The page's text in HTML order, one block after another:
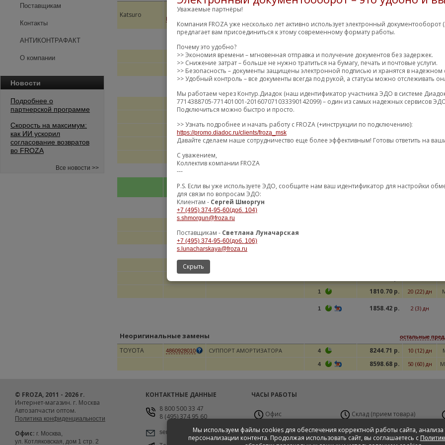
Поставщикам
Контакты
АНТИКОНТРАФАКТ
О компании
Новости
Подробнее о
партнерской программе
Скорость на максимум:
как ИИ ускорил
согласование возвратов
во FROZA
Все новости >>
Katsuro
ОПОРА ПЕРЕДНЕГО
АМОРТИЗАТОРА С
ПОДШИПНИКОМ (КОМПЛЕ
6 1333.49 р. 4 (6) дн
6 1354.46 р. 10 (14) дн
6 1409.51 р. 2 (4) дн
1475.57 р. 5 (7) дн
2 1504.47 р. 5 (7) дн
1 1567.50 р. 0 (2) дн
1 1810.70 р. 20 (22) дн
1 1858.42 р. 2 (3) дн
Неоригинальные замены остальные
TOYOTA 4860928010 СУППОРТ АМОРТИЗАТОРА 4 8244.71 р. 10 (12) дн
4 8598.68 р. 50 (60) дн
Мы используем файлы cookies для обеспечения корректной работы сайта, анализа
персонализации контента. Продолжая использовать сайт, вы соглашаетесь с
Уважаемые партнёры!
Компания FROZA уже несколько лет активно использует электронный документооборот
предлагает вам присоединиться к этому современному формату работы.
Почему это удобно?
>> Экономия времени – мгновенная отправка и получение документов без задержек.
>> Снижение затрат – больше не нужно тратиться на бумагу, печать и почтовые услуги.
>> Безопасность – документы защищены электронной подписью и хранятся в надежном
>> Удобный контроль – все документы всегда под рукой, а статусы можно отслеживать
Мы работаем через Контур.Диадок (наш идентификатор участника ЭДО в системе
7714388705-771401001-201607071033390142099) – один из самых надежных сервисов
Подключиться можно быстро и просто.
>> Узнать подробнее и начать работу с FROZA (+инструкции по подключению):
https://promo.diadoc.ru/clients/froza_msk
Давайте сделаем наше сотрудничество еще более эффективным! Готовы ответить на
С уважением,
Коллектив компании FROZA
---
P.S. Если вы уже используете ЭДО, сообщите нам ваш идентификатор для настройки
для связи по вопросам ЭДО:
Клиентам - Сергей Шморгун
+7 (495) 374-95-60(доб. 104)
s.shmorgun@froza.ru
Поставщикам - Светлана Луначарская
+7 (495) 374-95-60(доб. 106)
s.lunacharskaya@froza.ru
Скрыть
© FROZA, 2011 - 2026 г.
Интернет-магазин. г. Москва
Автозапчасти оптом.
Политика конфиденциальности
Офис: г. Москва,
ул. Котляковская, дом 1 стр. 2
КОНТАКТНЫЕ ДАННЫЕ
8 800 500 33 47
8 (495) 374 95 60
service@froza.ru
ЧАСЫ РАБОТЫ
Офис
Пн-Пт с 9:00 до 19:00
Сб с 10:00 до 17:00,
Склад (прием товара)
Пн-Вс 24 часа